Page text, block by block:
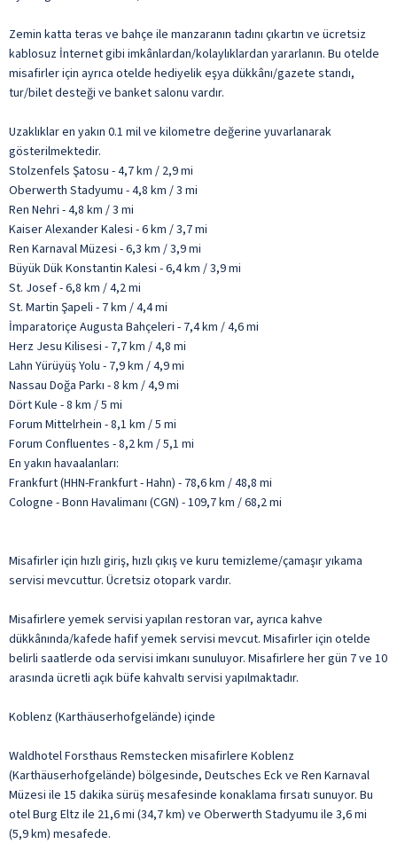
Zemin katta teras ve bahçe ile manzaranın tadını çıkartın ve ücretsiz
kablosuz İnternet gibi imkânlardan/kolaylıklardan yararlanın. Bu otelde
misafirler için ayrıca otelde hediyelik eşya dükkânı/gazete standı,
tur/bilet desteği ve banket salonu vardır.
Uzaklıklar en yakın 0.1 mil ve kilometre değerine yuvarlanarak
gösterilmektedir.
Stolzenfels Şatosu - 4,7 km / 2,9 mi
Oberwerth Stadyumu - 4,8 km / 3 mi
Ren Nehri - 4,8 km / 3 mi
Kaiser Alexander Kalesi - 6 km / 3,7 mi
Ren Karnaval Müzesi - 6,3 km / 3,9 mi
Büyük Dük Konstantin Kalesi - 6,4 km / 3,9 mi
St. Josef - 6,8 km / 4,2 mi
St. Martin Şapeli - 7 km / 4,4 mi
İmparatoriçe Augusta Bahçeleri - 7,4 km / 4,6 mi
Herz Jesu Kilisesi - 7,7 km / 4,8 mi
Lahn Yürüyüş Yolu - 7,9 km / 4,9 mi
Nassau Doğa Parkı - 8 km / 4,9 mi
Dört Kule - 8 km / 5 mi
Forum Mittelrhein - 8,1 km / 5 mi
Forum Confluentes - 8,2 km / 5,1 mi
En yakın havaalanları:
Frankfurt (HHN-Frankfurt - Hahn) - 78,6 km / 48,8 mi
Cologne - Bonn Havalimanı (CGN) - 109,7 km / 68,2 mi
Misafirler için hızlı giriş, hızlı çıkış ve kuru temizleme/çamaşır yıkama
servisi mevcuttur. Ücretsiz otopark vardır.
Misafirlere yemek servisi yapılan restoran var, ayrıca kahve
dükkânında/kafede hafif yemek servisi mevcut. Misafirler için otelde
belirli saatlerde oda servisi imkanı sunuluyor. Misafirlere her gün 7 ve 10
arasında ücretli açık büfe kahvaltı servisi yapılmaktadır.
Koblenz (Karthäuserhofgelände) içinde
Waldhotel Forsthaus Remstecken misafirlere Koblenz
(Karthäuserhofgelände) bölgesinde, Deutsches Eck ve Ren Karnaval
Müzesi ile 15 dakika sürüş mesafesinde konaklama fırsatı sunuyor. Bu
otel Burg Eltz ile 21,6 mi (34,7 km) ve Oberwerth Stadyumu ile 3,6 mi
(5,9 km) mesafede.